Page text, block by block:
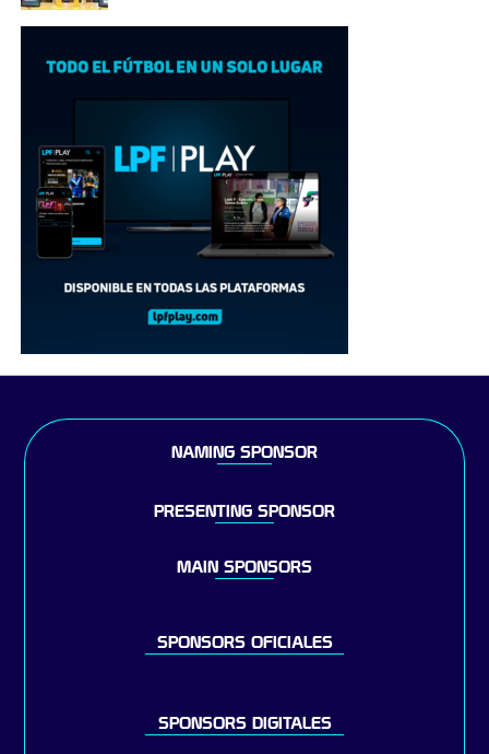
NAMING SPONSOR
PRESENTING SPONSOR
MAIN SPONSORS
SPONSORS OFICIALES
SPONSORS DIGITALES